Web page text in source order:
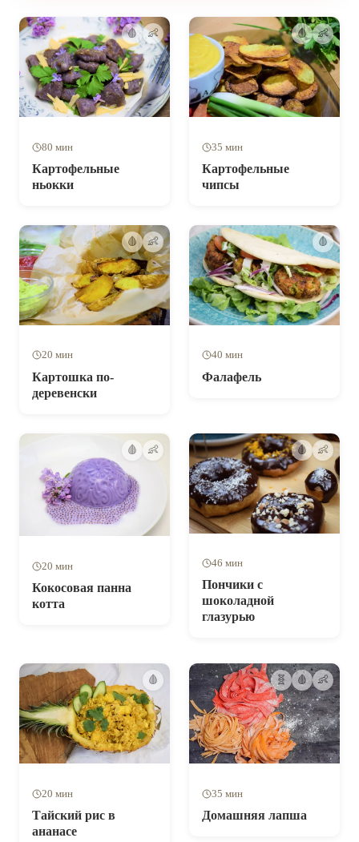
🩸 👶
80 мин
Картофельные
ньокки
🩸 👶
35 мин
Картофельные
чипсы
🩸 👶
20 мин
Картошка по-
деревенски
🩸
40 мин
Фалафель
🩸 👶
20 мин
Кокосовая панна
котта
🩸 👶
46 мин
Пончики с
шоколадной
глазурью
🩸
20 мин
Тайский рис в
ананасе
🧬 🩸 👶
35 мин
Домашняя лапша